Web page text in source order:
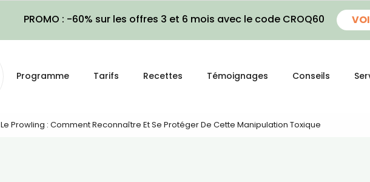
PROMO : -60% sur les offres 3 et 6 mois avec le code CROQ60
Programme Tarifs Recettes Témoignages Conseils
Le Prowling : Comment Reconnaître Et Se Protéger De Cette Manipulation Toxique